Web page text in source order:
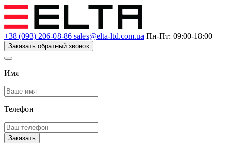
+38 (093) 206-08-86 sales@elta-ltd.com.ua Пн-Пт: 09:00-18:00
Заказать обратный звонок
Имя
Телефон
Заказать